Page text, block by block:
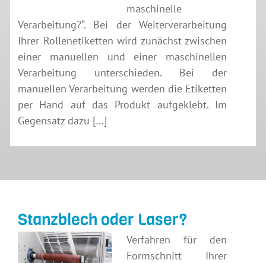
maschinelle
Verarbeitung?“. Bei der Weiterverarbeitung
Ihrer Rollenetiketten wird zunächst zwischen
einer manuellen und einer maschinellen
Verarbeitung unterschieden. Bei der
manuellen Verarbeitung werden die Etiketten
per Hand auf das Produkt aufgeklebt. Im
Gegensatz dazu […]
Stanzblech oder Laser?
Verfahren für den
Formschnitt Ihrer